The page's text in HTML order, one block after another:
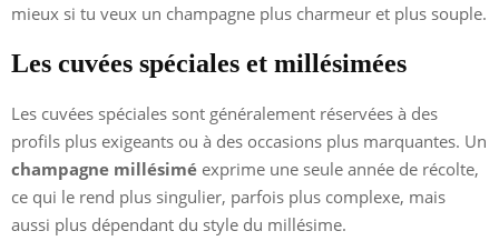
mieux si tu veux un champagne plus charmeur et plus souple.
Les cuvées spéciales et millésimées
Les cuvées spéciales sont généralement réservées à des
profils plus exigeants ou à des occasions plus marquantes. Un
champagne millésimé exprime une seule année de récolte,
ce qui le rend plus singulier, parfois plus complexe, mais
aussi plus dépendant du style du millésime.